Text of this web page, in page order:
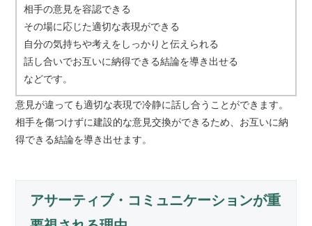
相手の意見を容認できる
その場に応じた適切な表現ができる
自分の気持ちや考えをしっかりと伝えられる
話し合いでお互いに納得できる結論を導き出せる
などです。
意見が違っても適切な表現で冷静に話し合うことができます。
相手を傷つけずに建設的な意見交換ができるため、お互いに納
得できる結論を導き出せます。
アサーティブ・コミュニケーションが重